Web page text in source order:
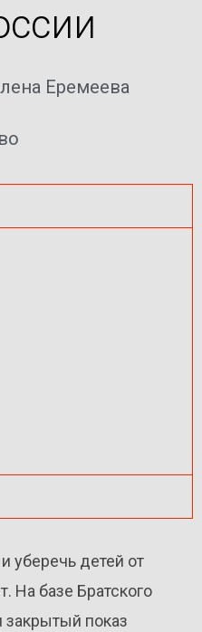
Еремеева
уберечь детей от
На базе Братского
закрытый показ